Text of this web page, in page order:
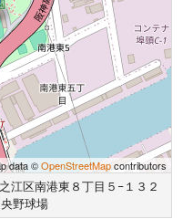
data ©OpenStreetMapcontributors
江区南港東８丁目５−１３２
野球場